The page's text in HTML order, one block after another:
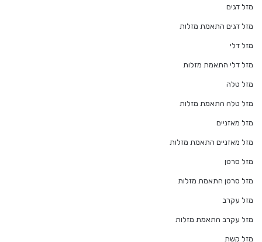
מזל דגים
מזל דגים התאמת מזלות
מזל דלי
מזל דלי התאמת מזלות
מזל טלה
מזל טלה התאמת מזלות
מזל מאזניים
מזל מאזניים התאמת מזלות
מזל סרטן
מזל סרטן התאמת מזלות
מזל עקרב
מזל עקרב התאמת מזלות
מזל קשת